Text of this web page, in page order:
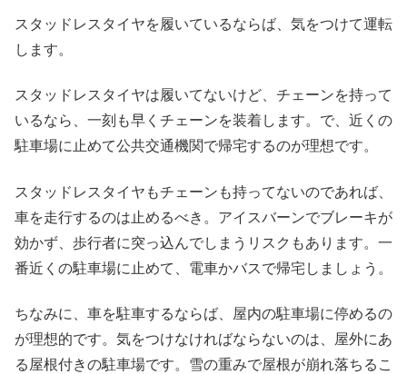
スタッドレスタイヤを履いているならば、気をつけて運転
します。
スタッドレスタイヤは履いてないけど、チェーンを持って
いるなら、一刻も早くチェーンを装着します。で、近くの
駐車場に止めて公共交通機関で帰宅するのが理想です。
スタッドレスタイヤもチェーンも持ってないのであれば、
車を走行するのは止めるべき。アイスバーンでブレーキが
効かず、歩行者に突っ込んでしまうリスクもあります。一
番近くの駐車場に止めて、電車かバスで帰宅しましょう。
ちなみに、車を駐車するならば、屋内の駐車場に停めるの
が理想的です。気をつけなければならないのは、屋外にあ
る屋根付きの駐車場です。雪の重みで屋根が崩れ落ちるこ